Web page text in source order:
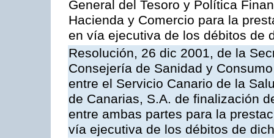
General del Tesoro y Política
Hacienda y Comercio para la
en vía ejecutiva de los débitos de
Resolución, 26 dic 2001, de la
Consejería de Sanidad y
entre el Servicio Canario de la
de Canarias, S.A. de finalización
entre ambas partes para la
vía ejecutiva de los débitos de